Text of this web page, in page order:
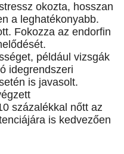
okozta, hosszan
a leghatékonyabb.
Fokozza az endorfin
például vizsgák
idegrendszeri
is javasolt.
százalékkal nőtt az
is kedvezően